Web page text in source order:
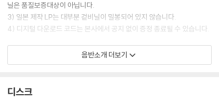
닐은 품질보증대상이 아닙니다.
3) 일본 제작 LP는 대부분 겉비닐이 밀봉되어 있지 않습니다.
4) 디지털 다운로드 코드는 본사에서 공지 없이 증정 종료될 수 있습니다.
1) 침압 조절 기능이 없는 턴테이블을 사용하시는 경우, (주로 올인원 형태
수 있습니다.
기기 문제로 인해 발생하는 재생 불량 현상에 대해서는 반품/교환이 불가
음반소개 더보기
디스크